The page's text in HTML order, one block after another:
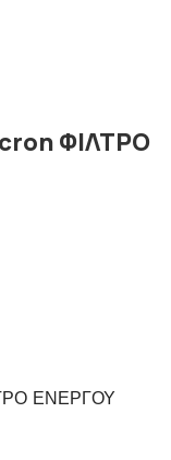
ΦΙΛΤΡΟ
ΕΝΕΡΓΟΥ